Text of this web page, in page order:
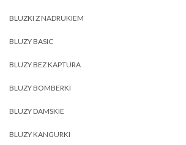
BLUZKI Z NADRUKIEM
BLUZY BASIC
BLUZY BEZ KAPTURA
BLUZY BOMBERKI
BLUZY DAMSKIE
BLUZY KANGURKI